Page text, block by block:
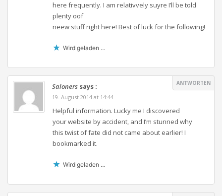
here frequently. I am relativvely suyre I’ll be told
plenty oof
neew stuff right here! Best of luck for the following!
Wird geladen …
Saloners says : ANTWORTEN
19. August 2014 at 14:44
Helpful information. Lucky me I discovered
your website by accident, and I’m stunned why
this twist of fate did not came about earlier! I
bookmarked it.
Wird geladen …